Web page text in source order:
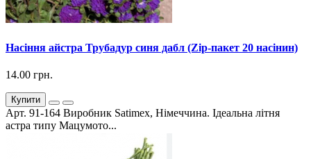
Насіння айстра Трубадур синя дабл (Zip-пакет 20 насінин)
14.00 грн.
Купити
Арт. 91-164 Виробник Satimex, Німеччина. Ідеальна літня
астра типу Мацумото...